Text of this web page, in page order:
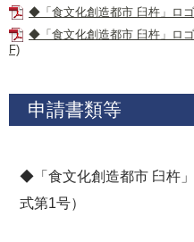
◆「食文化創造都市 臼杵」ロ
◆「食文化創造都市 臼杵」ロ
F)
申請書類等
◆「食文化創造都市 臼杵
式第1号）